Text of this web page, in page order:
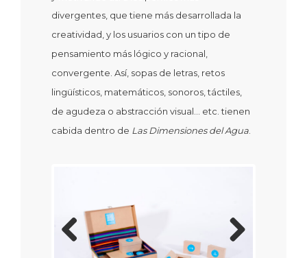
divergentes, que tiene más desarrollada la
creatividad, y los usuarios con un tipo de
pensamiento más lógico y racional,
convergente. Así, sopas de letras, retos
lingüísticos, matemáticos, sonoros, táctiles,
de agudeza o abstracción visual… etc. tienen
cabida dentro de Las Dimensiones del Agua
Previous